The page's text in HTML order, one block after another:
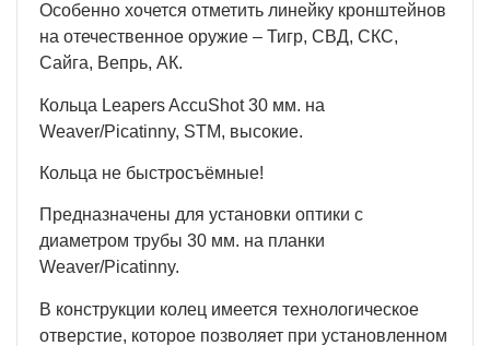
Особенно хочется отметить линейку кронштейнов
на отечественное оружие – Тигр, СВД, СКС,
Сайга, Вепрь, AК.
Кольца Leapers AccuShot 30 мм. на
Weaver/Picatinny, STM, высокие.
Кольца не быстросъёмные!
Предназначены для установки оптики с
диаметром трубы 30 мм. на планки
Weaver/Picatinny.
В конструкции колец имеется технологическое
отверстие, которое позволяет при установленном